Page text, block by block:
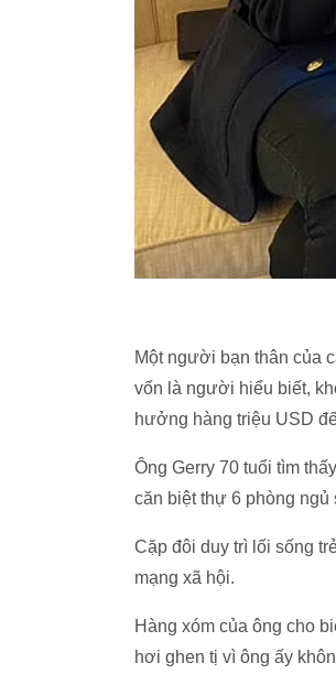
Một người bạn thân của
vốn là người hiểu biết,
hưởng hàng triệu USD
Ông Gerry 70 tuổi tìm
căn biệt thự 6 phòng ngủ
Cặp đôi duy trì lối sống
mạng xã hội.
Hàng xóm của ông cho
hơi ghen tị vì ông ấy